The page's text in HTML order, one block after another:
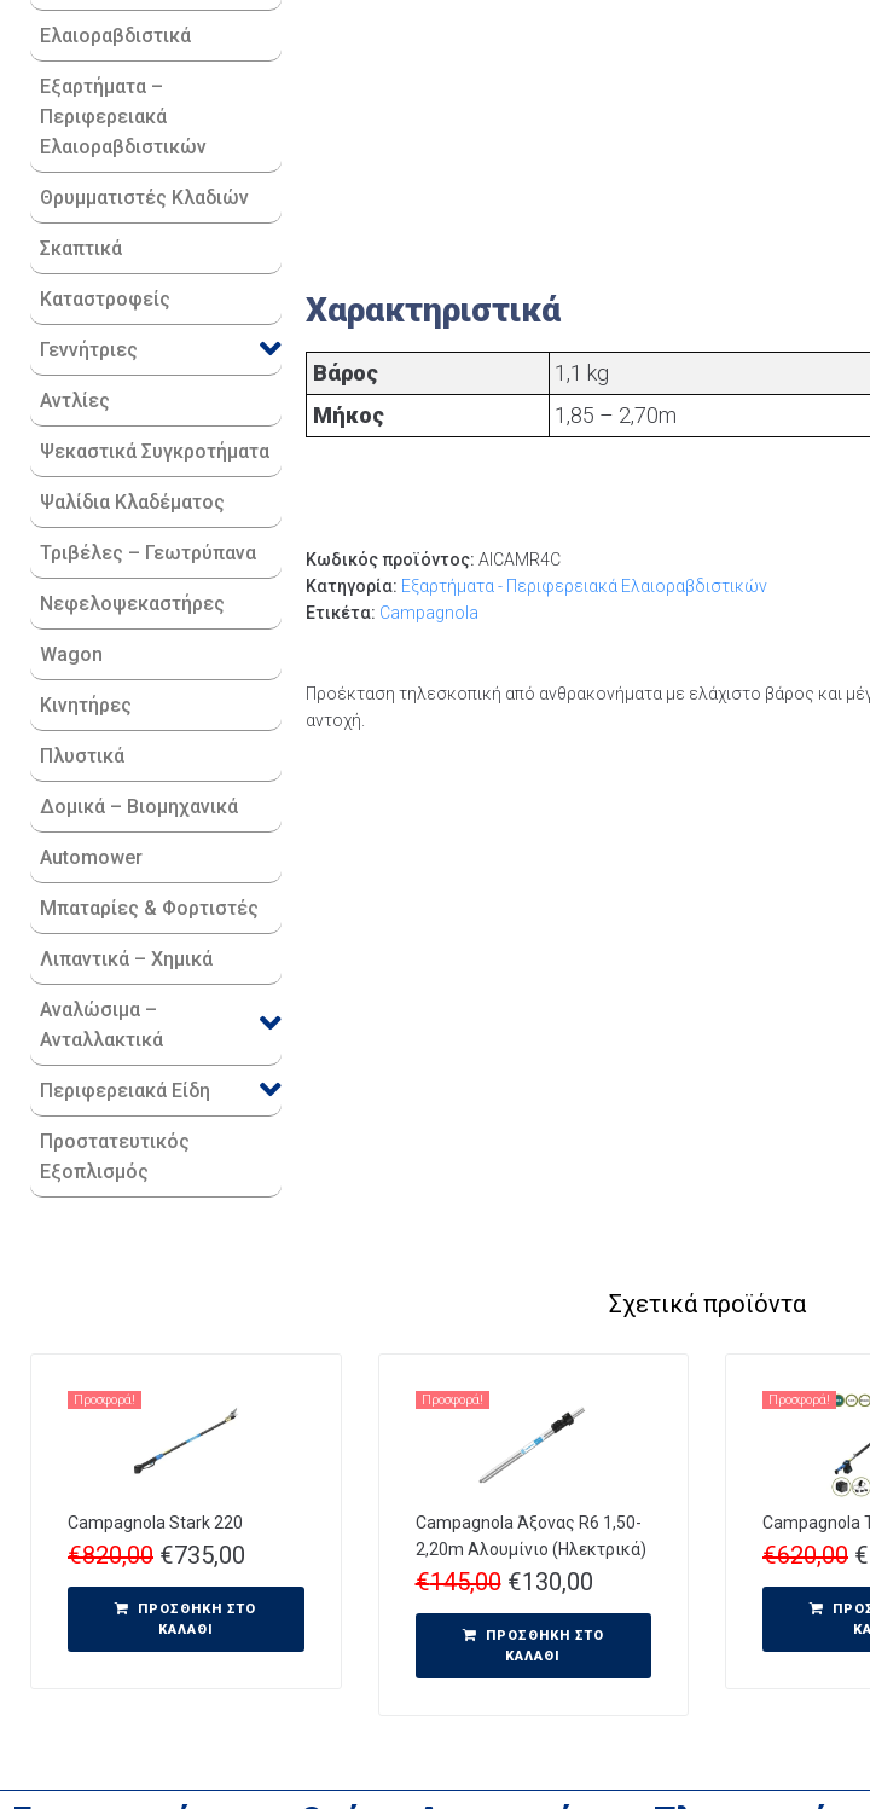
Ελαιοραβδιστικά
Εξαρτήματα –
Περιφερειακά
Ελαιοραβδιστικών
Θρυμματιστές Κλαδιών
Σκαπτικά
Καταστροφείς
Γεννήτριες
Αντλίες
Ψεκαστικά Συγκροτήματα
Ψαλίδια Κλαδέματος
Τριβέλες – Γεωτρύπανα
Νεφελοψεκαστήρες
Wagon
Κινητήρες
Πλυστικά
Δομικά – Βιομηχανικά
Automower
Μπαταρίες & Φορτιστές
Λιπαντικά – Χημικά
Αναλώσιμα –
Ανταλλακτικά
Περιφερειακά Είδη​
Προστατευτικός
Εξοπλισμός
Χαρακτηριστικά
Βάρος
1,1 kg
Μήκος
1,85 – 2,70m
Κωδικός προϊόντος:AICAMR4C
Κατηγορία: Εξαρτήματα - Περιφερειακά Ελαιοραβδιστικών
Ετικέτα: Campagnola
Προέκταση τηλεσκοπική από ανθρακονήματα με ελάχιστο βάρος και
αντοχή.
Σχετικά προϊόντα
Προσφορά!
Campagnola Stark 220
€820,00 €735,00
ΠΡΟΣΘΉΚΗ ΣΤΟ
ΚΑΛΆΘΙ
Προσφορά!
Campagnola Άξονας R6 1,50-
2,20m Αλουμίνιο (Ηλεκτρικά)
€145,00 €130,00
ΠΡΟΣΘΉΚΗ ΣΤΟ
ΚΑΛΆΘΙ
Προσφορά!
Campagnola
€620,00 €